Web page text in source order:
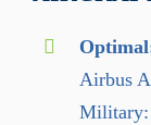
Airbus
Military: